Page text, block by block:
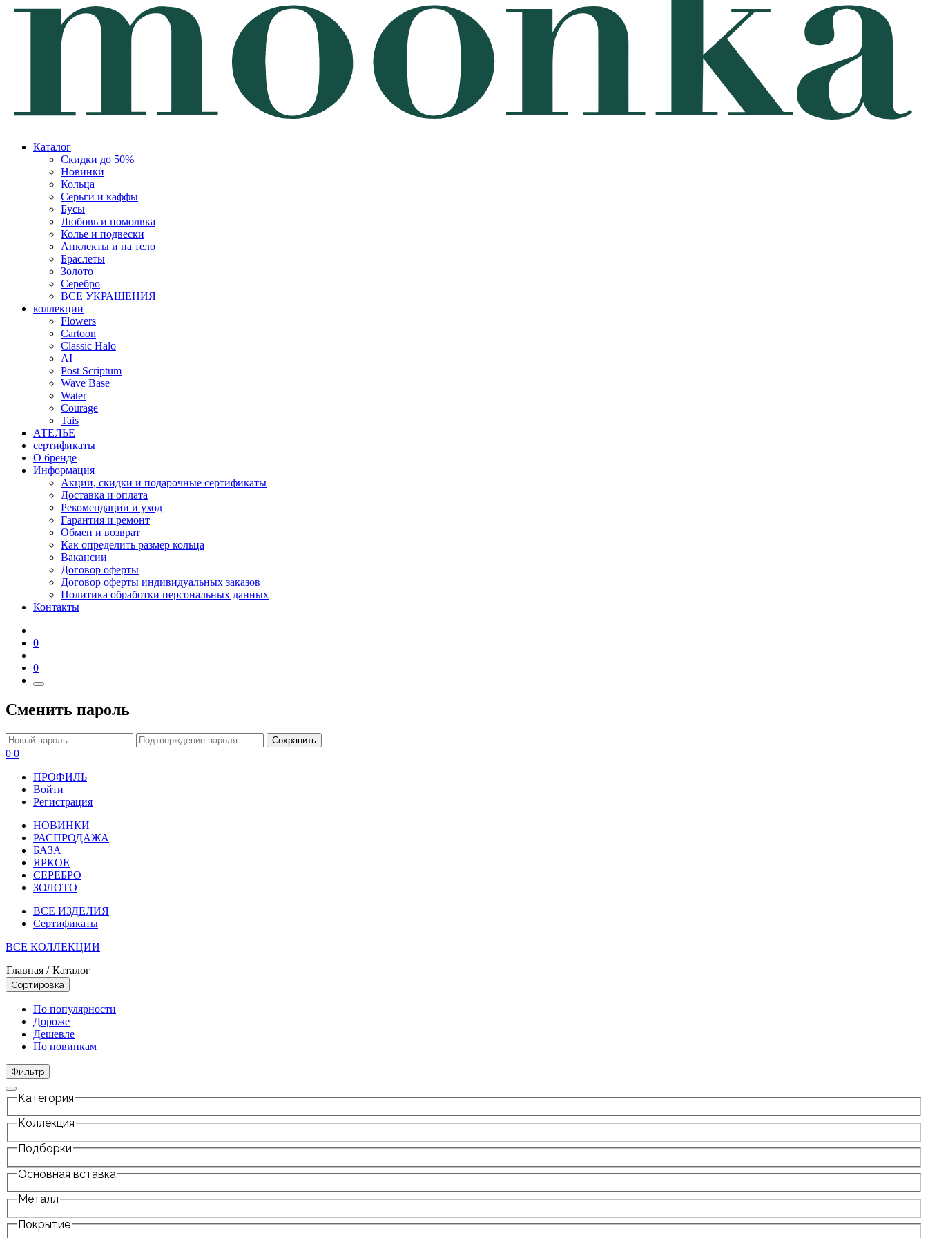
Каталог
Скидки до 50%
Новинки
Кольца
Серьги и каффы
Бусы
Любовь и помолвка
Колье и подвески
Анклекты и на тело
Браслеты
Золото
Серебро
ВСЕ УКРАШЕНИЯ
коллекции
Flowers
Cartoon
Classic Halo
AI
Post Scriptum
Wave Base
Water
Courage
Tais
АТЕЛЬЕ
сертификаты
О бренде
Информация
Акции, скидки и подарочные сертификаты
Доставка и оплата
Рекомендации и уход
Гарантия и ремонт
Обмен и возврат
Как определить размер кольца
Вакансии
Договор оферты
Договор оферты индивидуальных заказов
Политика обработки персональных данных
Контакты
0
0
Сменить пароль
Сохранить
0 0
ПРОФИЛЬ
Войти
Регистрация
НОВИНКИ
РАСПРОДАЖА
БАЗА
ЯРКОЕ
СЕРЕБРО
ЗОЛОТО
ВСЕ ИЗДЕЛИЯ
Сертификаты
ВСЕ КОЛЛЕКЦИИ
Главная / Каталог
Сортировка
По популярности
Дороже
Дешевле
По новинкам
Фильтр
Категория
Коллекция
Подборки
Основная вставка
Металл
Покрытие